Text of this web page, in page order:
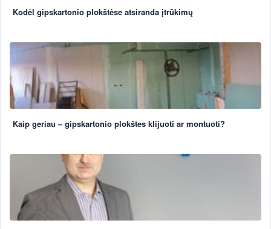
Kodėl gipskartonio plokštėse atsiranda įtrūkimų
Kaip geriau – gipskartonio plokštes klijuoti ar montuoti?